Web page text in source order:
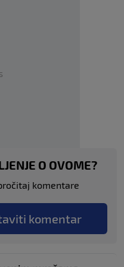
O OVOME?
komentare
komentar